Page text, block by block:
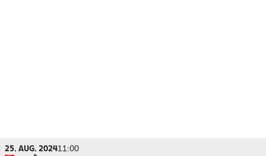
25. AUG. 202411:00